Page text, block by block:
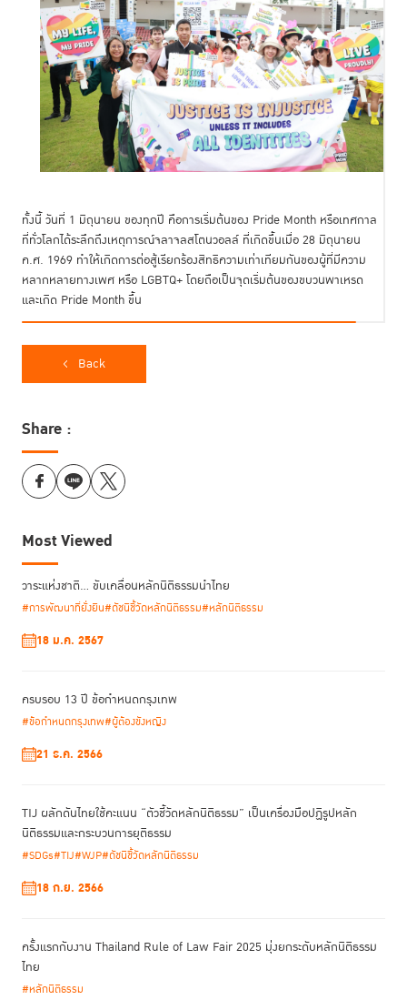
ทั้งนี้ วันที่ 1 มิถุนายน ของทุกปี คือการเริ่มต้นของ Pride Month หรือเทศกาล
ที่ทั่วโลกได้ระลึกถึงเหตุการณ์จลาจลสโตนวอลล์ ที่เกิดขึ้นเมื่อ 28 มิถุนายน
ค.ศ. 1969 ทำให้เกิดการต่อสู้เรียกร้องสิทธิความเท่าเทียมกันของผู้ที่มีความ
หลากหลายทางเพศ หรือ LGBTQ+ โดยถือเป็นจุดเริ่มต้นของขบวนพาเหรด
และเกิด Pride Month ขึ้น
Back
Share :
Most Viewed
วาระแห่งชาติ… ขับเคลื่อนหลักนิติธรรมนำไทย
#การพัฒนาที่ยั่งยืน#ดัชนีชี้วัดหลักนิติธรรม#หลักนิติธรรม
18 ม.ค. 2567
ครบรอบ 13 ปี ข้อกำหนดกรุงเทพ
#ข้อกำหนดกรุงเทพ#ผู้ต้องขังหญิง
21 ธ.ค. 2566
TIJ ผลักดันไทยใช้คะแนน “ตัวชี้วัดหลักนิติธรรม” เป็นเครื่องมือปฏิรูปหลัก
นิติธรรมและกระบวนการยุติธรรม
#SDGs#TIJ#WJP#ดัชนีชี้วัดหลักนิติธรรม
18 ก.ย. 2566
ครั้งแรกกับงาน Thailand Rule of Law Fair 2025 มุ่งยกระดับหลักนิติธรรม
ไทย
#หลักนิติธรรม